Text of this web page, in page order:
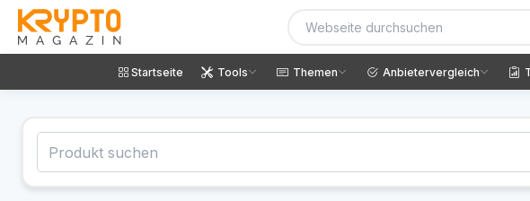
Startseite Tools Themen Anbietervergleich